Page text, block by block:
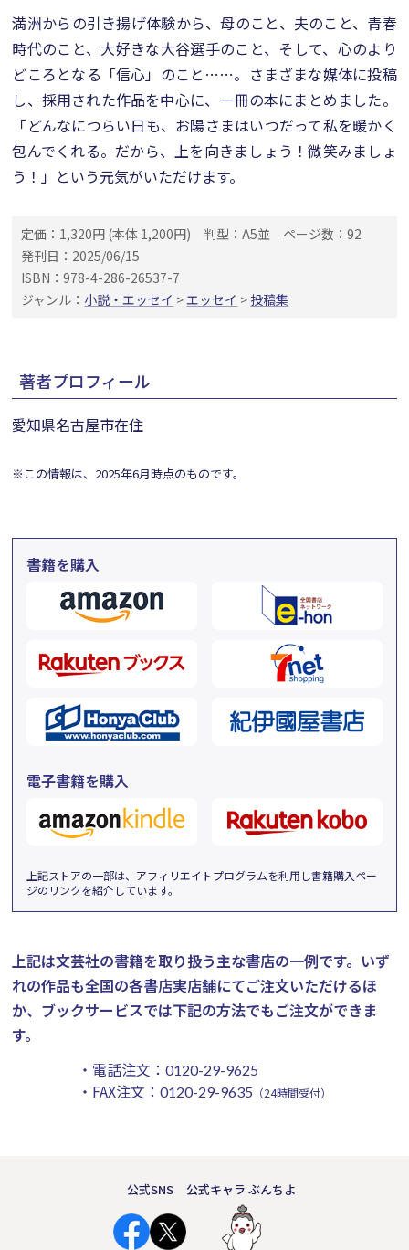
満洲からの引き揚げ体験から、母のこと、夫のこと、青春
時代のこと、大好きな大谷選手のこと、そして、心のより
どころとなる「信心」のこと……。さまざまな媒体に投稿
し、採用された作品を中心に、一冊の本にまとめました。
「どんなにつらい日も、お陽さまはいつだって私を暖かく
包んでくれる。だから、上を向きましょう！微笑みましょ
う！」という元気がいただけます。
定価：1,320円 (本体 1,200円) 判型：A5並
ページ数：92
発刊日：2025/06/15
ISBN：978-4-286-26537-7
ジャンル： 小説・エッセイ >エッセイ > 投稿集
著者プロフィール
愛知県名古屋市在住
※この情報は、2025年6月時点のものです。
書籍を購入
電子書籍を購入
上記ストアの一部は、アフィリエイトプログラムを利用し書籍購入ペー
ジのリンクを紹介しています。
上記は文芸社の書籍を取り扱う主な書店の一例です。 いず
れの作品も全国の各書店実店舗にてご注文いただけるほ
か、ブックサービスでは下記の方法でもご注文ができま
す。
・電話注文： 0120-29-9625
・FAX注文： 0120-29-9635 （24時間受付）
公式SNS 公式キャラ ぶんちよ